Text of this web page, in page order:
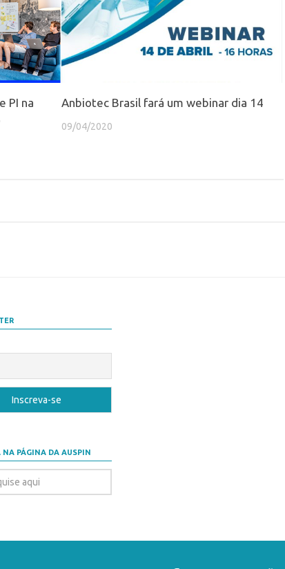
PI na
Anbiotec Brasil fará um webinar dia 14
09/04/2020
NA PÁGINA DA AUSPIN